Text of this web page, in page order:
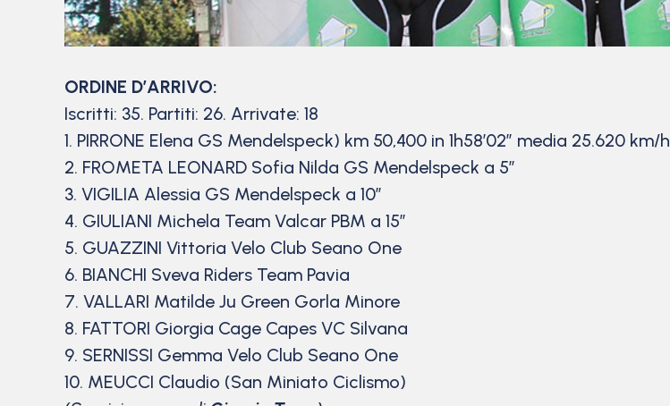
ORDINE D’ARRIVO:
Iscritti: 35. Partiti: 26. Arrivate: 18
1. PIRRONE Elena GS Mendelspeck) km 50,400 in 1h58’02” media 25.620 km/h
2. FROMETA LEONARD Sofia Nilda GS Mendelspeck a 5″
3. VIGILIA Alessia GS Mendelspeck a 10″
4. GIULIANI Michela Team Valcar PBM a 15″
5. GUAZZINI Vittoria Velo Club Seano One
6. BIANCHI Sveva Riders Team Pavia
7. VALLARI Matilde Ju Green Gorla Minore
8. FATTORI Giorgia Cage Capes VC Silvana
9. SERNISSI Gemma Velo Club Seano One
10. MEUCCI Claudio (San Miniato Ciclismo)